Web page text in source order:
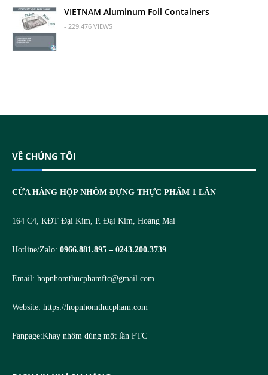
VIETNAM Aluminum Foil Containers
- 229.476 VIEWS
VỀ CHÚNG TÔI
CỬA HÀNG HỘP NHÔM ĐỰNG THỰC PHẨM 1 LẦN
164 C4, KĐT Đại Kim, P. Đại Kim, Hoàng Mai
Hotline/Zalo: 0966.881.895 – 0243.200.3739
Email: hopnhomthucphamftc@gmail.com
Website: https://hopnhomthucpham.com
Fanpage:Khay nhôm dùng một lần FTC